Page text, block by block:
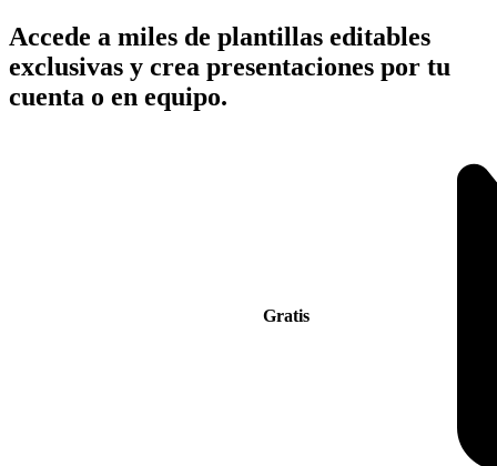
Accede a miles de plantillas editables
exclusivas y crea presentaciones por tu
cuenta o en equipo.
Gratis